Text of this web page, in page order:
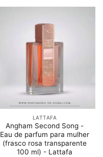
LATTAFA
Angham Second Song -
Eau de parfum para mulher
(frasco rosa transparente
100 ml) - Lattafa